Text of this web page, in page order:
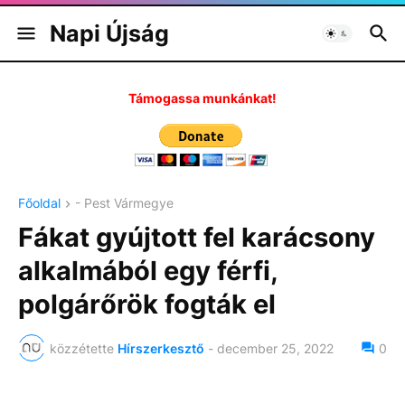
Napi Újság
Támogassa munkánkat!
Főoldal - Pest Vármegye
Fákat gyújtott fel karácsony
alkalmából egy férfi,
polgárőrök fogták el
közzétette Hírszerkesztő - december 25, 2022 0